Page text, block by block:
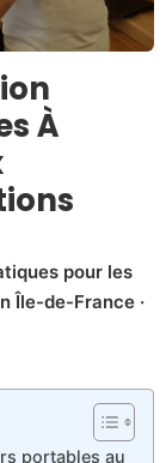
À
pour les
Île-de-France ·
portables au